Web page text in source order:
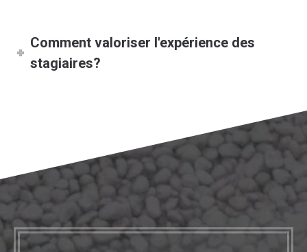
Comment valoriser l'expérience des
stagiaires?